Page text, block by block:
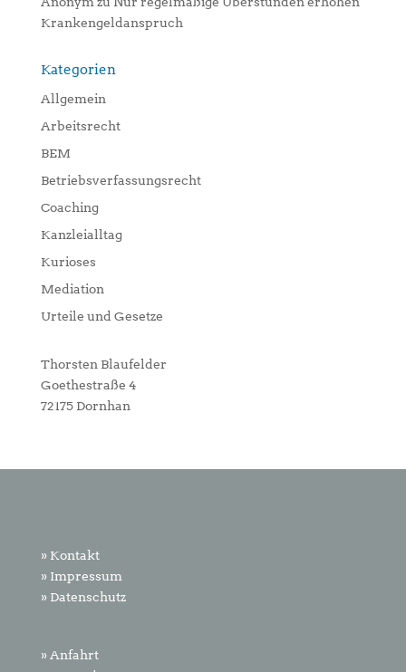
Krankengeldanspruch
Kategorien
Allgemein
Arbeitsrecht
BEM
Betriebsverfassungsrecht
Coaching
Kanzleialltag
Kurioses
Mediation
Urteile und Gesetze
Thorsten Blaufelder
Goethestraße 4
72175 Dornhan
» Kontakt
» Impressum
» Datenschutz
» Anfahrt